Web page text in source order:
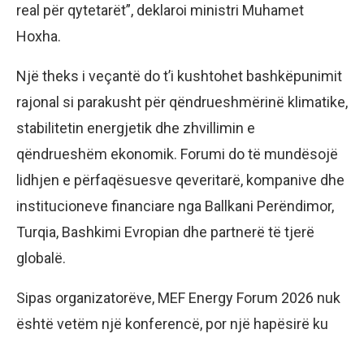
real për qytetarët”, deklaroi ministri Muhamet
Hoxha.
Një theks i veçantë do t’i kushtohet bashkëpunimit
rajonal si parakusht për qëndrueshmërinë klimatike,
stabilitetin energjetik dhe zhvillimin e
qëndrueshëm ekonomik. Forumi do të mundësojë
lidhjen e përfaqësuesve qeveritarë, kompanive dhe
institucioneve financiare nga Ballkani Perëndimor,
Turqia, Bashkimi Evropian dhe partnerë të tjerë
globalë.
Sipas organizatorëve, MEF Energy Forum 2026 nuk
është vetëm një konferencë, por një hapësirë ku